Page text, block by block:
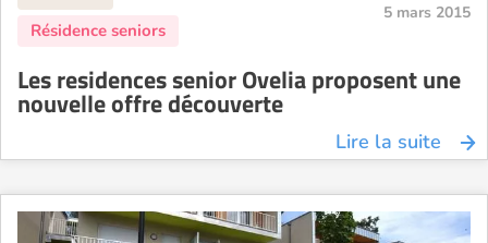
5 mars 2015
Les residences senior Ovelia proposent une
nouvelle offre découverte
Lire la suite